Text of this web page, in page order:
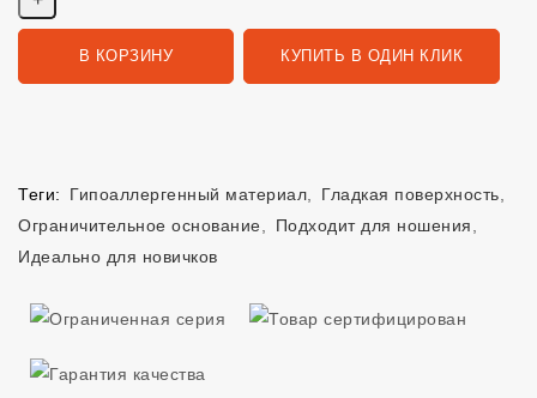
В КОРЗИНУ КУПИТЬ В ОДИН КЛИК
Теги: Гипоаллергенный материал Гладкая поверхность
Ограничительное основание
Подходит для ношения
Идеально для новичков